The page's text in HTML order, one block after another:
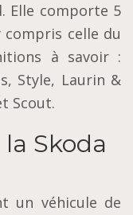
Elle comporte 5
celle du
à savoir :
Style, Laurin &
Scout.
Skoda
un véhicule de